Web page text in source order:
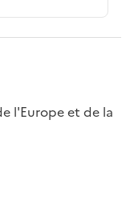
l'Europe et de la